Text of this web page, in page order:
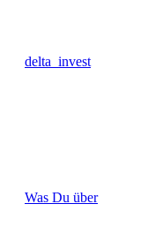
delta_invest
Was Du über